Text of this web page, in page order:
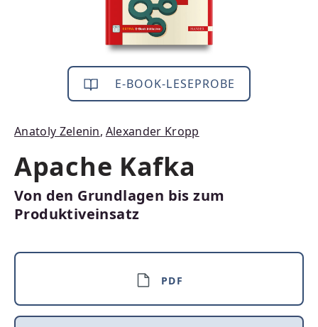
E-BOOK-LESEPROBE
Anatoly Zelenin, Alexander Kropp
Apache Kafka
Von den Grundlagen bis zum
Produktiveinsatz
PDF